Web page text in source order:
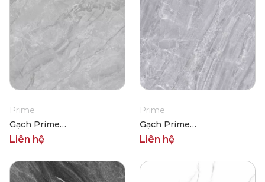
Prime
Gạch Prime
03.100100.21007
Liên hệ
Prime
Gạch Prime
03.100100.21006
Liên hệ